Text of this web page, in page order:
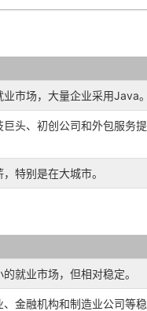
市场，大量企业采用Java。
巨头、初创公司和外包服务
特别是在大城市。
就业市场，但相对稳定。
金融机构和制造业公司等稳